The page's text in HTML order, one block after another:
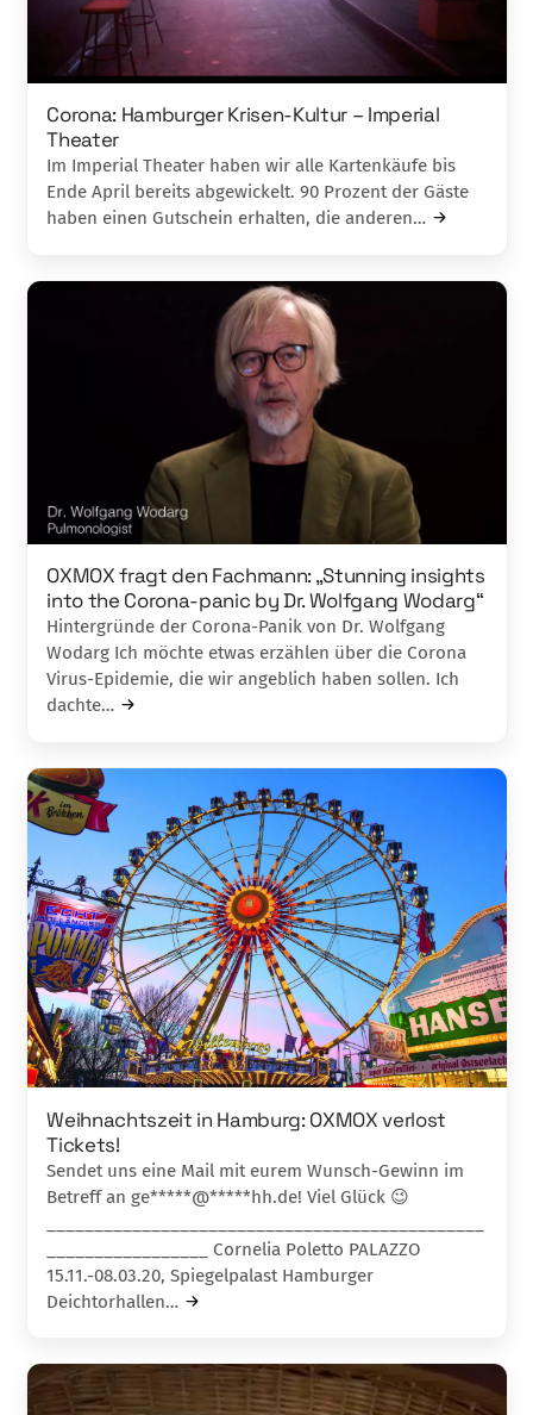
Corona: Hamburger Krisen-Kultur – Imperial
Theater
Im Imperial Theater haben wir alle Kartenkäufe bis
Ende April bereits abgewickelt. 90 Prozent der Gäste
haben einen Gutschein erhalten, die anderen…
OXMOX fragt den Fachmann: „Stunning insights
into the Corona-panic by Dr. Wolfgang Wodarg“
Hintergründe der Corona-Panik von Dr. Wolfgang
Wodarg Ich möchte etwas erzählen über die Corona
Virus-Epidemie, die wir angeblich haben sollen. Ich
dachte…
Weihnachtszeit in Hamburg: OXMOX verlost
Tickets!
Sendet uns eine Mail mit eurem Wunsch-Gewinn im
Betreff an ge*****@*****hh.de! Viel Glück 😉
_________________ Cornelia Poletto PALAZZO
15.11.-08.03.20, Spiegelpalast Hamburger
Deichtorhallen…